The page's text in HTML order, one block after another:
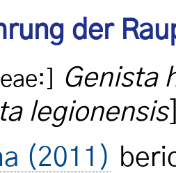
der
Genista
legionensis
(2011)